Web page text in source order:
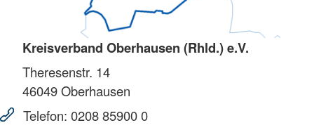
Kreisverband Oberhausen (Rhld.) e.V.
Theresenstr. 14
46049Oberhausen
Telefon: 0208 85900 0